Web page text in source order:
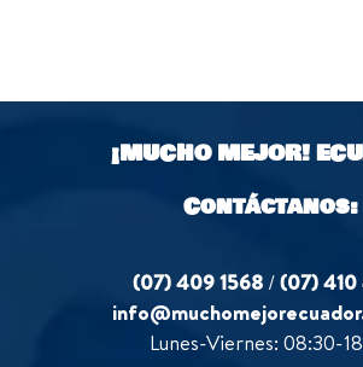
¡MUCHO MEJOR!
Contáctanos:
(07) 409 1568 /(07) 410
Lunes-Viernes: 08:30-